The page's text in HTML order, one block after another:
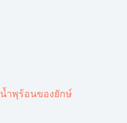
น้ำพุร้อนของยักษ์